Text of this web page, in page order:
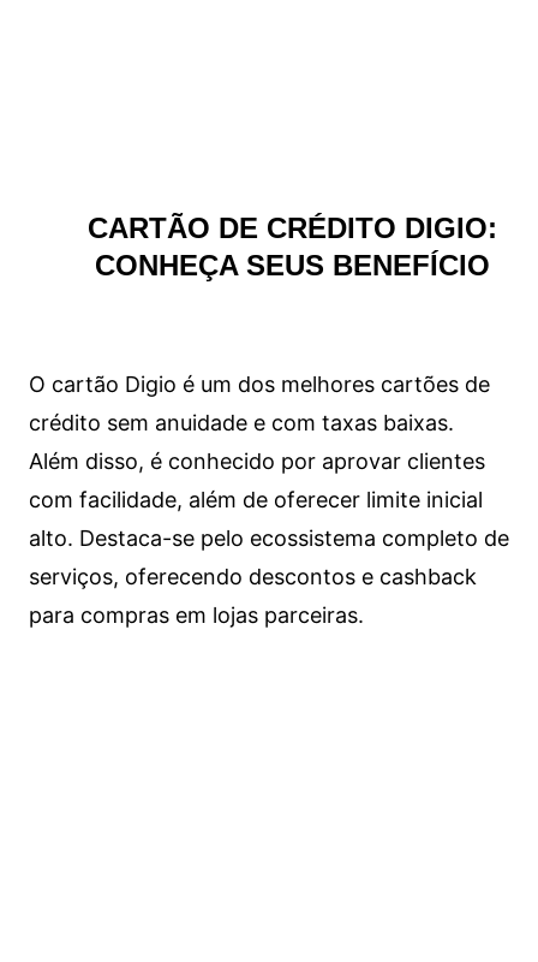
CARTÃO DE CRÉDITO DIGIO:
CONHEÇA SEUS BENEFÍCIO
O cartão Digio é um dos melhores cartões de
crédito sem anuidade e com taxas baixas.
Além disso, é conhecido por aprovar clientes
com facilidade, além de oferecer limite inicial
alto. Destaca-se pelo ecossistema completo de
serviços, oferecendo descontos e cashback
para compras em lojas parceiras.